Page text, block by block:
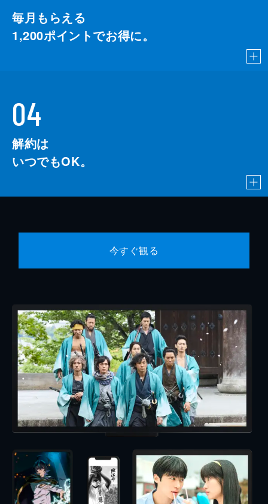
毎月もらえる
1,200ポイントでお得に。
04
解約は
いつでもOK。
今すぐ観る